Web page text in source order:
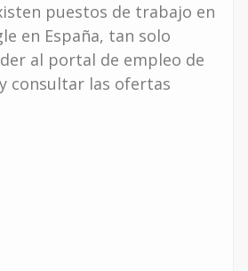
puestos de trabajo en
en España, tan solo
al portal de empleo de
consultar las ofertas